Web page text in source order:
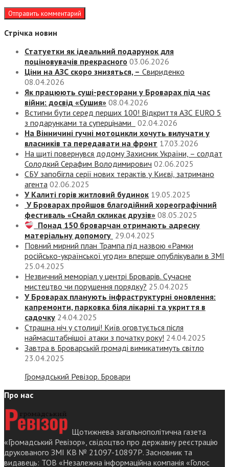
Стрічка новин
Статуетки як ідеальний подарунок для
поціновувачів прекрасного 03.06.2026
Ціни на АЗС скоро знизяться, – Свириденко
08.04.2026
Як працюють суші-ресторани у Броварах під час
війни: досвід «Сушия» 08.04.2026
Встигни бути серед перших 100! Відкриття АЗС EURO 5
з подарунками та суперцінами
02.04.2026
На Вінничині гучні мотоцикли хочуть вилучати у
власників та передавати на фронт 17.03.2026
На щиті повернувся додому Захисник України, – солдат
Солодкий Серафим Володимирович 02.06.2025
СБУ запобігла серії нових терактів у Києві, затримано
агента 02.06.2025
У Калиті горів житловий будинок 19.05.2025
У Броварах пройшов благодійний хореографічний
фестиваль «Смайл скликає друзів» 08.05.2025
Понад 150 броварчан отримають адресну
матеріальну допомогу 29.04.2025
Повний мирний план Трампа під назвою «‎Рамки
російсько-української угоди» вперше опублікували в ЗМІ
25.04.2025
Незвичний меморіал у центрі Броварів. Сучасне
мистецтво чи порушення порядку? 25.04.2025
У Броварах планують інфраструктурні оновлення:
капремонти, парковка біля лікарні та укриття в
садочку 24.04.2025
Страшна ніч у столиці! Київ оговтується після
наймасштабнішої атаки з початку року! 24.04.2025
Завтра в Броварській громаді вимикатимуть світло
23.04.2025
Громадський Ревізор. Бровари
Про нас
Щотижнева загальнополітична газета
«Громадський Ревізор», свідоцтво про державну реєстрацію
друкованого ЗМІ КВ № 21097-10897Р. Засновник та
видавець: ТОВ «Незалежна інформаційна компанія «Голос